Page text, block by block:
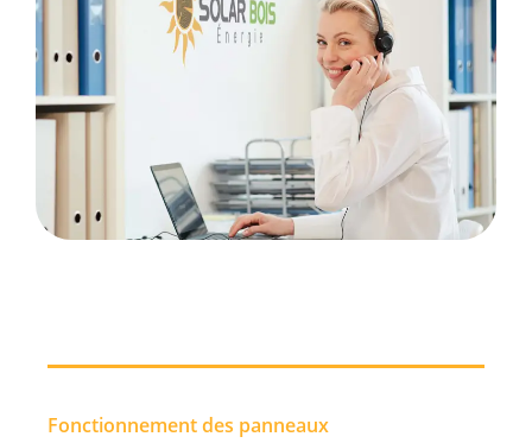
Fonctionnement des panneaux